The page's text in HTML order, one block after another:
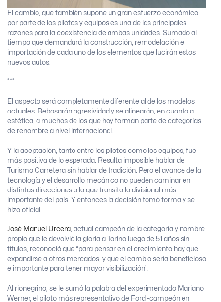
El cambio, que también supone un gran esfuerzo económico
por parte de los pilotos y equipos es una de las principales
razones para la coexistencia de ambas unidades. Sumado al
tiempo que demandará la construcción, remodelación e
importación de cada uno de los elementos que lucirán estos
nuevos autos.
***
El aspecto será completamente diferente al de los modelos
actuales. Rebosarán agresividad y se alinearán, en cuanto a
estética, a muchos de los que hoy forman parte de categorías
de renombre a nivel internacional.
Y la aceptación, tanto entre los pilotos como los equipos, fue
más positiva de lo esperada. Resulta imposible hablar de
Turismo Carretera sin hablar de tradición. Pero el avance de la
tecnología y el desarrollo mecánico no pueden caminar en
distintas direcciones a la que transita la divisional más
importante del país. Y entonces la decisión tomó forma y se
hizo oficial.
José Manuel Urcera , actual campeón de la categoría y nombre
propio que le devolvió la gloria a Torino luego de 51 años sin
títulos, reconoció que “para pensar en el crecimiento hay que
expandirse a otros mercados, y que el cambio sería beneficioso
e importante para tener mayor visibilización”.
Al rionegrino, se le sumó la palabra del experimentado Mariano
Werner, el piloto más representativo de Ford -campeón en